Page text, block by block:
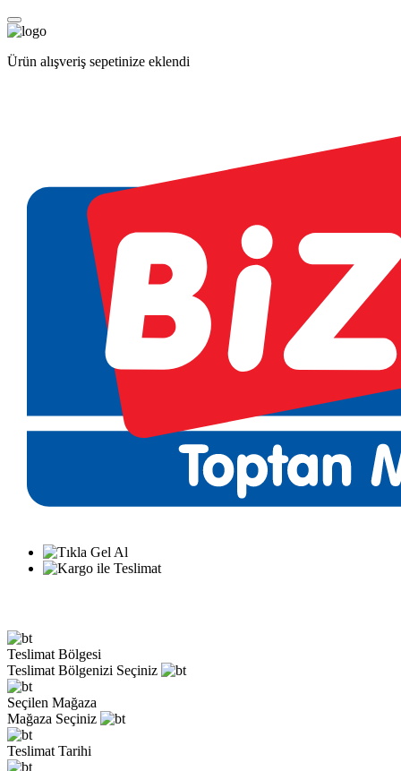
Ürün alışveriş sepetinize eklendi
Teslimat Bölgesi
Teslimat Bölgenizi Seçiniz
Seçilen Mağaza
Mağaza Seçiniz
Teslimat Tarihi